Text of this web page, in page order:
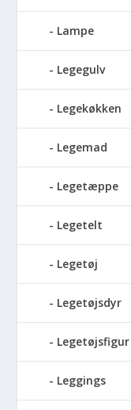
Lampe
Legegulv
Legekøkken
Legemad
Legetæppe
Legetelt
Legetøj
Legetøjsdyr
Legetøjsfigur
Leggings